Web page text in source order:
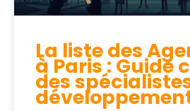
La liste des
à Paris : Guide
des